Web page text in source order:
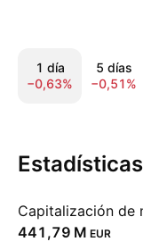
1 día
−0,63%
5 días
−0,51%
Estadísticas
Capitalización de
‪441,79 M‬ EUR